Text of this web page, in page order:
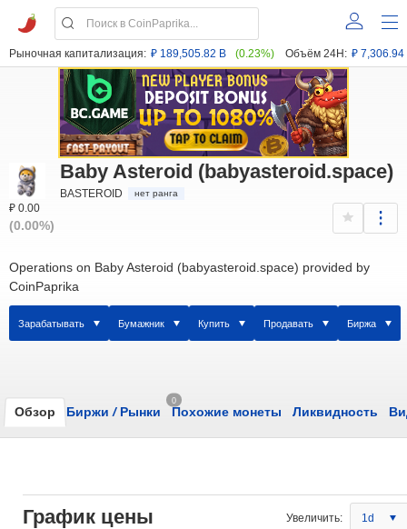
Рыночная капитализация: ₽ 189,505.82 B (0.23%) Объём 24H: ₽ 7,306.94
Baby Asteroid (babyasteroid.space)
BASTEROID нет ранга
₽ 0.00
(0.00%)
Operations on Baby Asteroid (babyasteroid.space) provided by
CoinPaprika
Зарабатывать Бумажник Купить Продавать Биржа
Обзор Биржи /Рынки
0
Похожие монеты Ликвидность
График цены Увеличить: 1d